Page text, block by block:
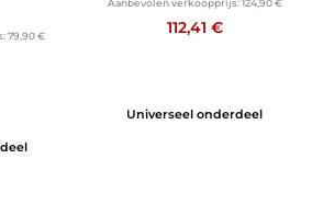
79,90 €
Aanbevolen verkoopprijs: 124,90 €
112,41 €
Universeel onderdeel